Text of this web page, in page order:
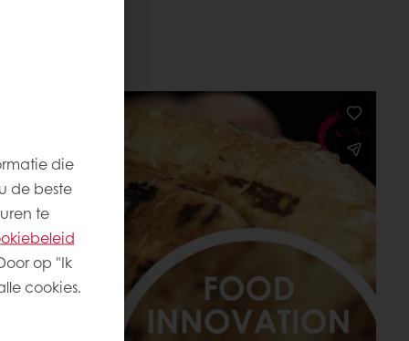
die
de beste
te
op "Ik
cookies.